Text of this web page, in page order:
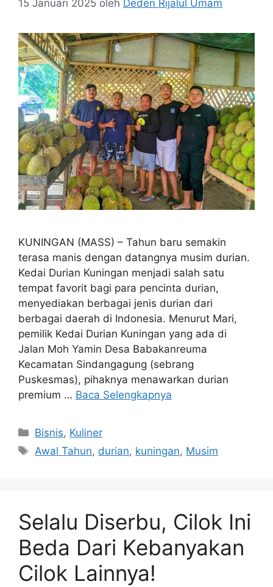
15 Januari 2025 oleh Deden Rijalul Umam
KUNINGAN (MASS) – Tahun baru semakin
terasa manis dengan datangnya musim durian.
Kedai Durian Kuningan menjadi salah satu
tempat favorit bagi para pencinta durian,
menyediakan berbagai jenis durian dari
berbagai daerah di Indonesia. Menurut Mari,
pemilik Kedai Durian Kuningan yang ada di
Jalan Moh Yamin Desa Babakanreuma
Kecamatan Sindangagung (sebrang
Puskesmas), pihaknya menawarkan durian
premium … Baca Selengkapnya
Kategori
Bisnis, Kuliner
Tag
Awal Tahun, durian, kuningan, Musim
Selalu Diserbu, Cilok Ini
Beda Dari Kebanyakan
Cilok Lainnya!